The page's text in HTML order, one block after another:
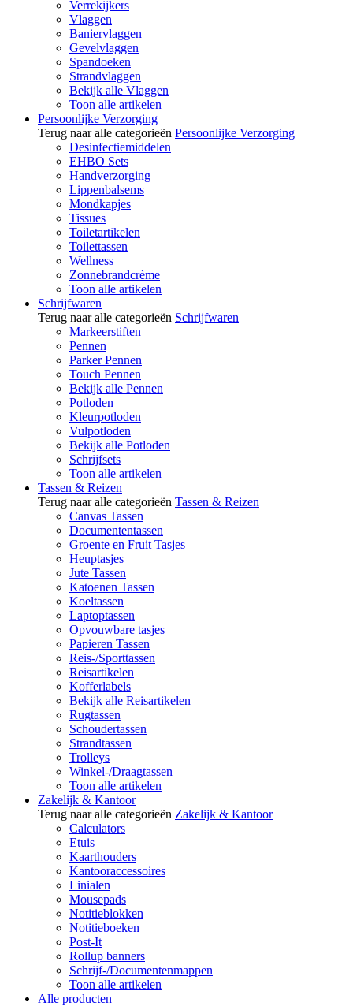
Verrekijkers
Vlaggen
Baniervlaggen
Gevelvlaggen
Spandoeken
Strandvlaggen
Bekijk alle Vlaggen
Toon alle artikelen
Persoonlijke Verzorging
Terug naar alle categorieën Persoonlijke Verzorging
Desinfectiemiddelen
EHBO Sets
Handverzorging
Lippenbalsems
Mondkapjes
Tissues
Toiletartikelen
Toilettassen
Wellness
Zonnebrandcrème
Toon alle artikelen
Schrijfwaren
Terug naar alle categorieën Schrijfwaren
Markeerstiften
Pennen
Parker Pennen
Touch Pennen
Bekijk alle Pennen
Potloden
Kleurpotloden
Vulpotloden
Bekijk alle Potloden
Schrijfsets
Toon alle artikelen
Tassen & Reizen
Terug naar alle categorieën Tassen & Reizen
Canvas Tassen
Documententassen
Groente en Fruit Tasjes
Heuptasjes
Jute Tassen
Katoenen Tassen
Koeltassen
Laptoptassen
Opvouwbare tasjes
Papieren Tassen
Reis-/Sporttassen
Reisartikelen
Kofferlabels
Bekijk alle Reisartikelen
Rugtassen
Schoudertassen
Strandtassen
Trolleys
Winkel-/Draagtassen
Toon alle artikelen
Zakelijk & Kantoor
Terug naar alle categorieën Zakelijk & Kantoor
Calculators
Etuis
Kaarthouders
Kantooraccessoires
Linialen
Mousepads
Notitieblokken
Notitieboeken
Post-It
Rollup banners
Schrijf-/Documentenmappen
Toon alle artikelen
Alle producten